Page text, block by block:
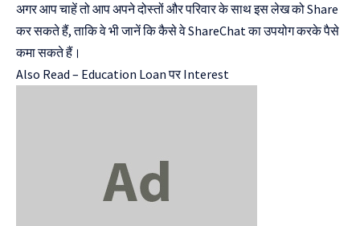
अगर आप चाहें तो आप अपने दोस्तों और परिवार के साथ इस लेख को Share
कर सकते हैं, ताकि वे भी जानें कि कैसे वे ShareChat का उपयोग करके पैसे
कमा सकते हैं।
Also Read – Education Loan पर Interest